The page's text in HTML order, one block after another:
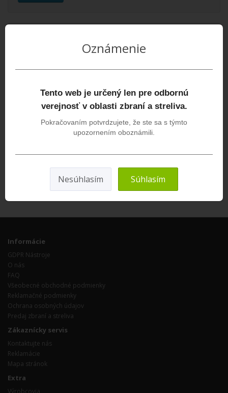
Prihlásenie zákazníka
Som vracajúci sa zákazník
Informácie
GDPR Nástroje
O nás
FAQ
Všeobecné obchodné podmienky
Reklamačné podmienky
Ochrana osobných údajov
Predaj zbraní a streliva
Zákaznícky servis
Kontaktujte nás
Reklamácie
Mapa stránok
Extra
Výrobcovia
Oznámenie
Tento web je určený len pre odbornú
verejnosť v oblasti zbraní a streliva.
Pokračovaním potvrdzujete, že ste sa s týmto
upozornením oboznámili.
Nesúhlasím Súhlasím